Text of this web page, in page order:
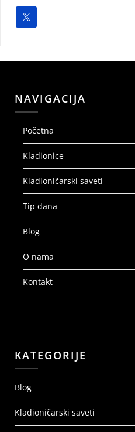
NAVIGACIJA
Početna
Kladionice
Kladioničarski saveti
Tip dana
Blog
O nama
Kontakt
KATEGORIJE
Blog
Kladioničarski saveti